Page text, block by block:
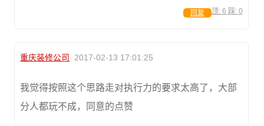
顶: 6 踩: 0
回复
重庆装修公司 2017-02-13 17:01:25
我觉得按照这个思路走对执行力的要求太高了，大部
分人都玩不成，同意的点赞